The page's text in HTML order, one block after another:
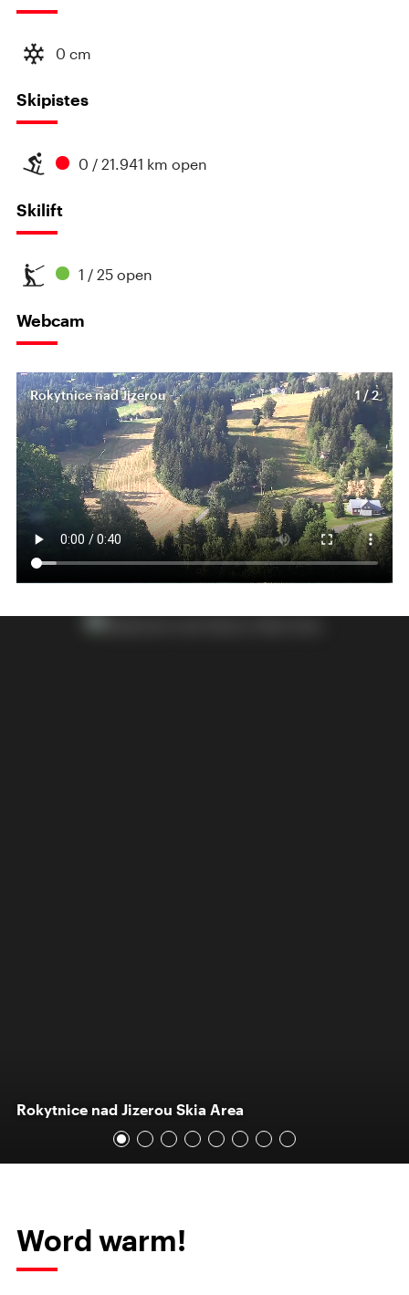
0 cm
Skipistes
0 / 21.941 km open
Skilift
1 / 25 open
Webcam
Rokytnice nad Jizerou 1 / 2
Rokytnice nad Jizerou Skia Area
Word warm!